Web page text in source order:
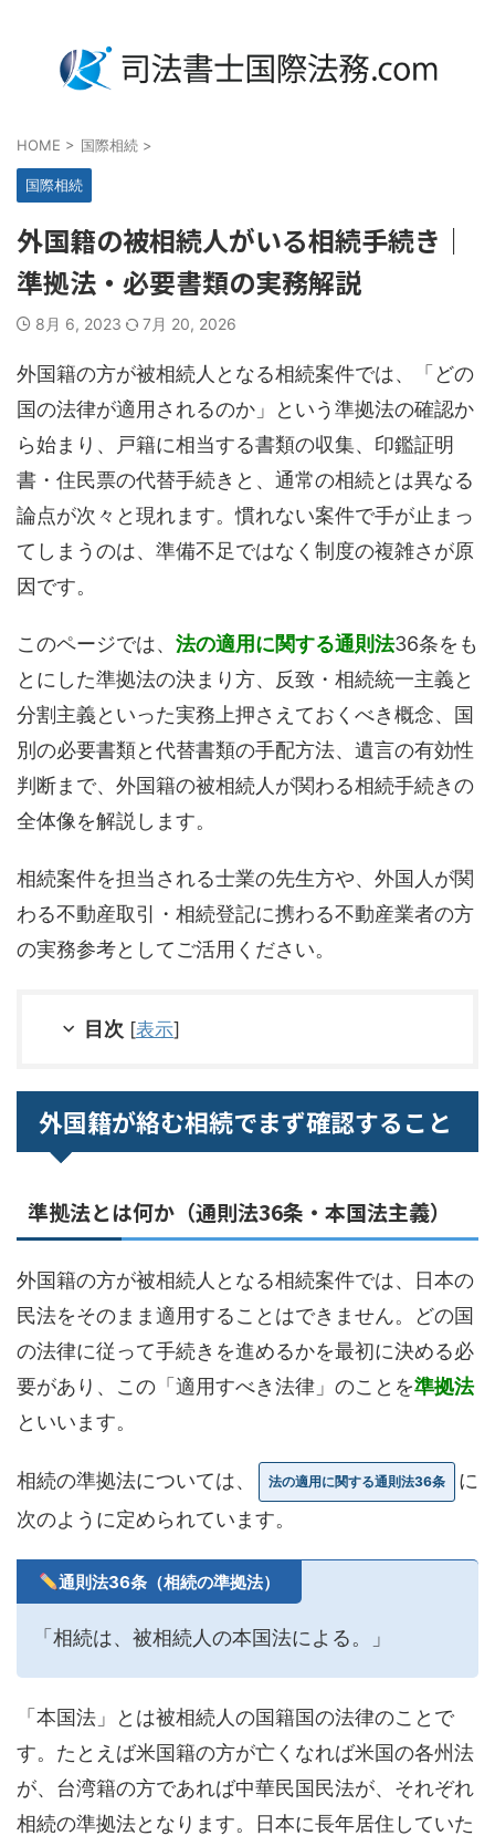
HOME > 国際相続 >
国際相続
外国籍の被相続人がいる相続手続き｜
準拠法・必要書類の実務解説
8月 6, 2023 7月 20, 2026
外国籍の方が被相続人となる相続案件では、「どの
国の法律が適用されるのか」という準拠法の確認か
ら始まり、戸籍に相当する書類の収集、印鑑証明
書・住民票の代替手続きと、通常の相続とは異なる
論点が次々と現れます。慣れない案件で手が止まっ
てしまうのは、準備不足ではなく制度の複雑さが原
因です。
このページでは、 法の適用に関する通則法36条をも
とにした準拠法の決まり方、反致・相続統一主義と
分割主義といった実務上押さえておくべき概念、国
別の必要書類と代替書類の手配方法、遺言の有効性
判断まで、外国籍の被相続人が関わる相続手続きの
全体像を解説します。
相続案件を担当される士業の先生方や、外国人が関
わる不動産取引・相続登記に携わる不動産業者の方
の実務参考としてご活用ください。
目次 [表示]
外国籍が絡む相続でまず確認すること
準拠法とは何か（通則法36条・本国法主義）
外国籍の方が被相続人となる相続案件では、日本の
民法をそのまま適用することはできません。どの国
の法律に従って手続きを進めるかを最初に決める必
要があり、この「適用すべき法律」のことを準拠法
といいます。
相続の準拠法については、 法の適用に関する通則法36条
に
次のように定められています。
通則法36条（相続の準拠法）
「相続は、被相続人の本国法による。」
「本国法」とは被相続人の国籍国の法律のことで
す。たとえば米国籍の方が亡くなれば米国の各州法
が、台湾籍の方であれば中華民国民法が、それぞれ
相続の準拠法となります。日本に長年居住していた